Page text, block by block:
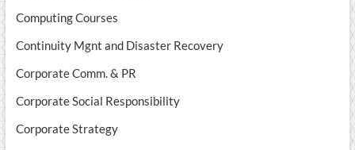
Computing Courses
Continuity Mgnt and Disaster Recovery
Corporate Comm. & PR
Corporate Social Responsibility
Corporate Strategy